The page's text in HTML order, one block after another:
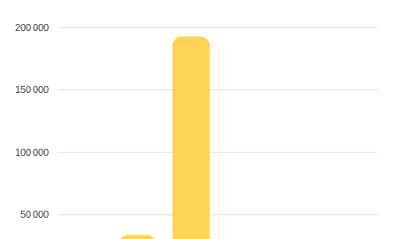
200 000
150 000
100 000
50 000